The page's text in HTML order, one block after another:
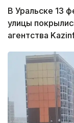
В Уральске 13
улицы
агентства